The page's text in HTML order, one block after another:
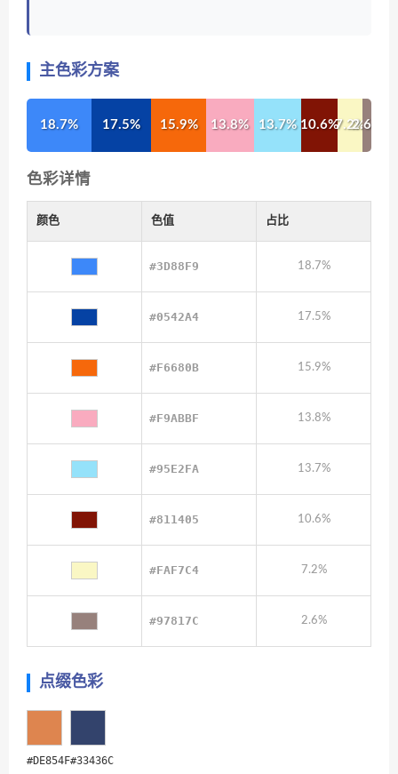
主色彩方案
18.7% 17.5% 15.9% 13.8% 13.7% 10.6%7.2%2.6%
色彩详情
颜色 色值 占比
#3D88F9 18.7%
#0542A4 17.5%
#F6680B 15.9%
#F9ABBF 13.8%
#95E2FA 13.7%
#811405 10.6%
#FAF7C4 7.2%
#97817C 2.6%
点缀色彩
#DE854F#33436C